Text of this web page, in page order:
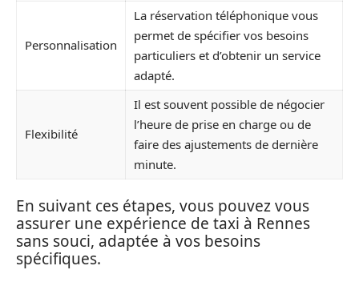
Personnalisation
La réservation téléphonique vous
permet de spécifier vos besoins
particuliers et d’obtenir un service
adapté.
Flexibilité
Il est souvent possible de négocier
l’heure de prise en charge ou de
faire des ajustements de dernière
minute.
En suivant ces étapes, vous pouvez vous
assurer une expérience de taxi à Rennes
sans souci, adaptée à vos besoins
spécifiques.